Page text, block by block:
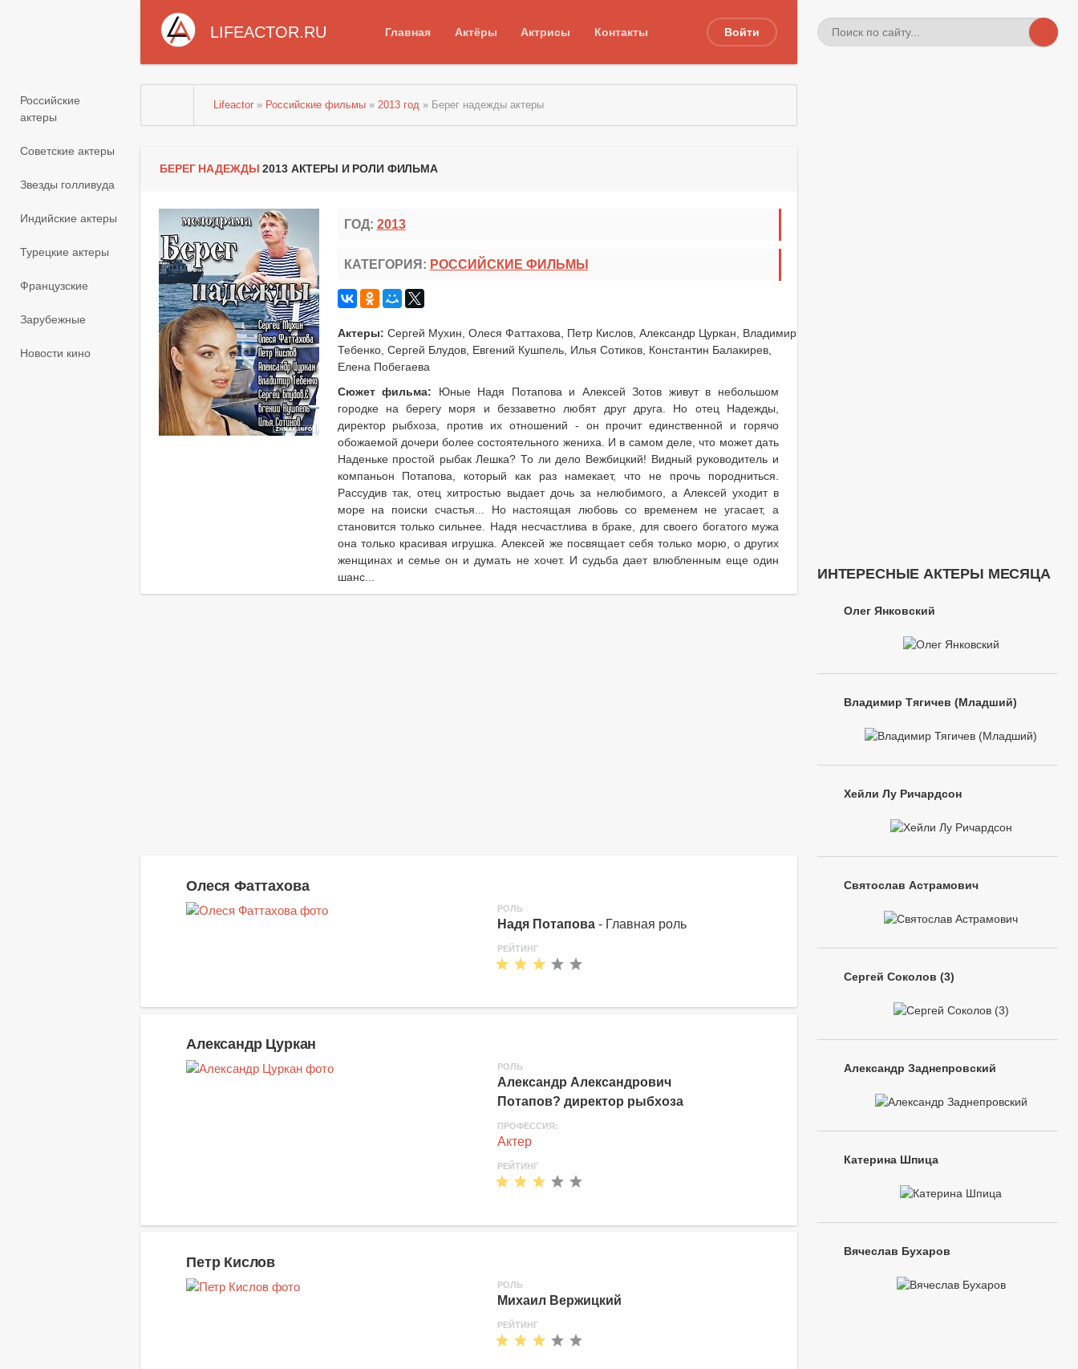
LIFEACTOR.RU Главная Актёры Актрисы Контакты Войти
Российские
актеры
Советские актеры
Звезды голливуда
Индийские актеры
Турецкие актеры
Французские
Зарубежные
Новости кино
Lifeactor » Российские фильмы »2013 год » Берег надежды актеры
БЕРЕГ НАДЕЖДЫ 2013 АКТЕРЫ И РОЛИ ФИЛЬМА
ГОД: 2013
КАТЕГОРИЯ: РОССИЙСКИЕ ФИЛЬМЫ
Актеры: Сергей Мухин, Олеся Фаттахова, Петр Кислов, Александр Цуркан, Владимир
Тебенко, Сергей Блудов, Евгений Кушпель, Илья Сотиков, Константин Балакирев,
Елена Побегаева
Сюжет фильма: Юные Надя Потапова и Алексей Зотов живут в небольшом
городке на берегу моря и беззаветно любят друг друга. Но отец Надежды,
директор рыбхоза, против их отношений - он прочит единственной и горячо
обожаемой дочери более состоятельного жениха. И в самом деле, что может дать
Наденьке простой рыбак Лешка? То ли дело Вежбицкий! Видный руководитель и
компаньон Потапова, который как раз намекает, что не прочь породниться.
Рассудив так, отец хитростью выдает дочь за нелюбимого, а Алексей уходит в
море на поиски счастья... Но настоящая любовь со временем не угасает, а
становится только сильнее. Надя несчастлива в браке, для своего богатого мужа
она только красивая игрушка. Алексей же посвящает себя только морю, о других
женщинах и семье он и думать не хочет. И судьба дает влюбленным еще один
шанс...
Олеся Фаттахова
РОЛЬ
Надя Потапова- Главная роль
РЕЙТИНГ
Александр Цуркан
РОЛЬ
Александр Александрович
Потапов? директор рыбхоза
ПРОФЕССИЯ:
Актер
РЕЙТИНГ
Петр Кислов
РОЛЬ
Михаил Вержицкий
РЕЙТИНГ
ИНТЕРЕСНЫЕ АКТЕРЫ МЕСЯЦА
Олег Янковский
Владимир Тягичев (Младший)
Хейли Лу Ричардсон
Святослав Астрамович
Сергей Соколов (3)
Александр Заднепровский
Катерина Шпица
Вячеслав Бухаров